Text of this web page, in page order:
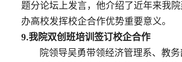
题分论坛上发言，他介绍了近年来我
办高校发挥校企合作优势重要意义。
9.我院双创班培训签订校企合作
院领导吴勇带领经济管理系、教